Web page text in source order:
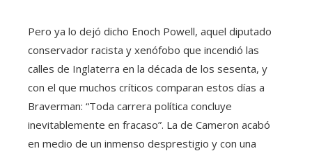
Pero ya lo dejó dicho Enoch Powell, aquel diputado
conservador racista y xenófobo que incendió las
calles de Inglaterra en la década de los sesenta, y
con el que muchos críticos comparan estos días a
Braverman: “Toda carrera política concluye
inevitablemente en fracaso”. La de Cameron acabó
en medio de un inmenso desprestigio y con una